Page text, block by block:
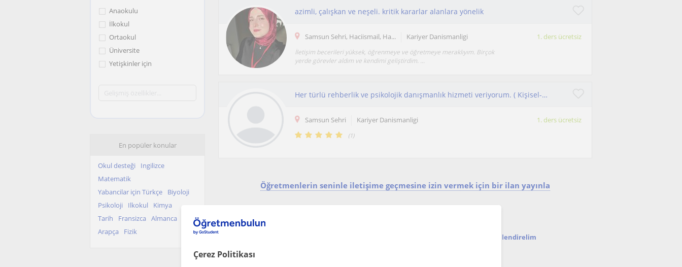
Çerez Politikası
Anaokulu
İlkokul
Ortaokul
Üniversite
Yetişkinler için
En popüler konular
Okul desteği
Ingilizce
Matematik
Yabancilar için Türkçe
Biyoloji
Psikoloji
Ilkokul
Kimya
Tarih
Fransizca
Almanca
Arapça
Fizik
azimli, çalışkan ve neşeli. kritik kararlar alanlara yönelik
Samsun Sehri, Haciismail, Ha... Kariyer Danismanligi 1. ders ücretsiz
İletişim becerileri yüksek, öğrenmeye ve öğretmeye meraklıyım. Birçok
yerde görevler aldım ve kendimi geliştirdim. ...
Her türlü rehberlik ve psikolojik danışmanlık hizmeti veriyorum. ( Kişisel- sosyal, mesleki ve eğitsel)
Samsun Sehri Kariyer Danismanligi 1. ders ücretsiz
(1)
Öğretmenlerin seninle iletişime geçmesine izin vermek için bir ilan yayınla
Bu aramayı kaydet ve yeni öğretmenlerimiz olduğunda seni bilgilendirelim